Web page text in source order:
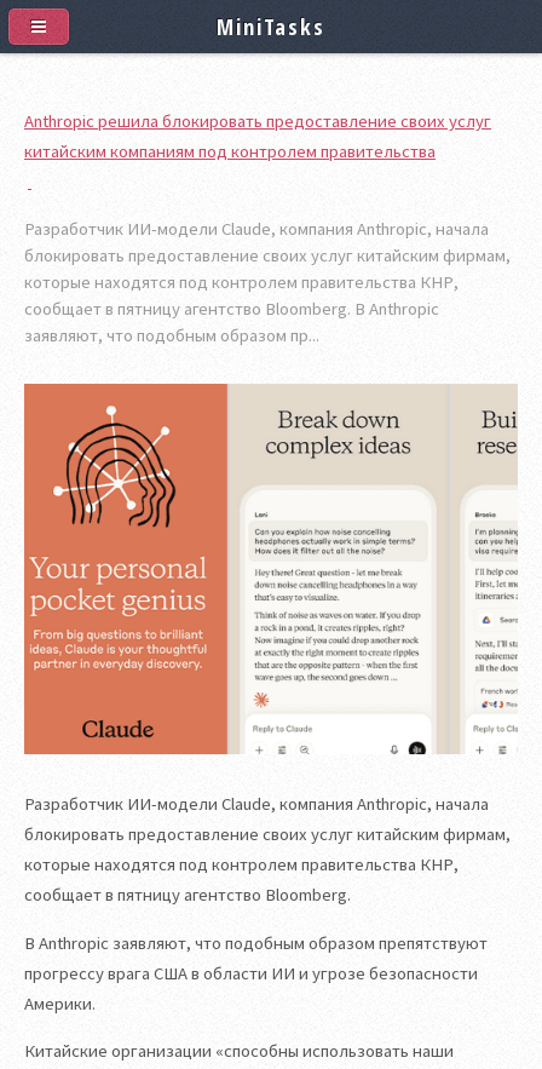
Anthropic решила блокировать предоставление своих услуг
китайским компаниям под контролем правительства
Разработчик ИИ-модели Claude, компания Anthropic, начала
блокировать предоставление своих услуг китайским фирмам,
которые находятся под контролем правительства КНР,
сообщает в пятницу агентство Bloomberg. В Anthropic
заявляют, что подобным образом пр...
Разработчик ИИ-модели Claude, компания Anthropic, начала
блокировать предоставление своих услуг китайским фирмам,
которые находятся под контролем правительства КНР,
сообщает в пятницу агентство Bloomberg.
В Anthropic заявляют, что подобным образом препятствуют
прогрессу врага США в области ИИ и угрозе безопасности
Америки.
Китайские организации «способны использовать наши
MiniTasks